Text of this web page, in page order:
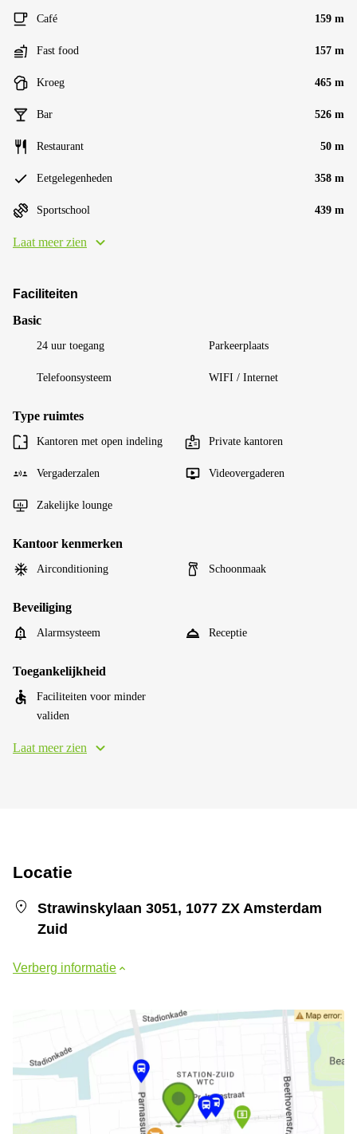
Café 159 m
Fast food 157 m
Kroeg 465 m
Bar 526 m
Restaurant 50 m
Eetgelegenheden 358 m
Sportschool 439 m
Laat meer zien
Faciliteiten
Basic
24 uur toegang Parkeerplaats
Telefoonsysteem WIFI / Internet
Type ruimtes
Kantoren met open indeling Private kantoren
Vergaderzalen Videovergaderen
Zakelijke lounge
Kantoor kenmerken
Airconditioning Schoonmaak
Beveiliging
Alarmsysteem Receptie
Toegankelijkheid
Faciliteiten voor minder
validen
Laat meer zien
Locatie
Strawinskylaan 3051, 1077 ZX Amsterdam
Zuid
Verberg informatie